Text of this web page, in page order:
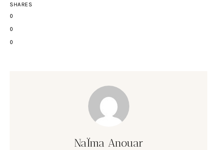
SHARES
0
0
0
NaÏma Anouar